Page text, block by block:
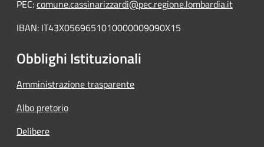
PEC:comune.cassinarizzardi@pec.regione.lombardia.it
IBAN: IT43X0569651010000009090X15
Obblighi Istituzionali
Amministrazione trasparente
Albo pretorio
Delibere